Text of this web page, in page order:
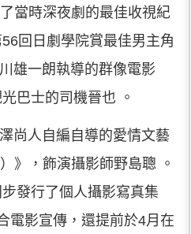
當時深夜劇的最佳收視紀
回日劇學院賞最佳男主角
雄一朗執導的群像電影
巴士的司機晉也 。
尚人自編自導的愛情文藝
》，飾演攝影師野島聰 。
發行了個人攝影寫真集
電影宣傳，還提前於4月在